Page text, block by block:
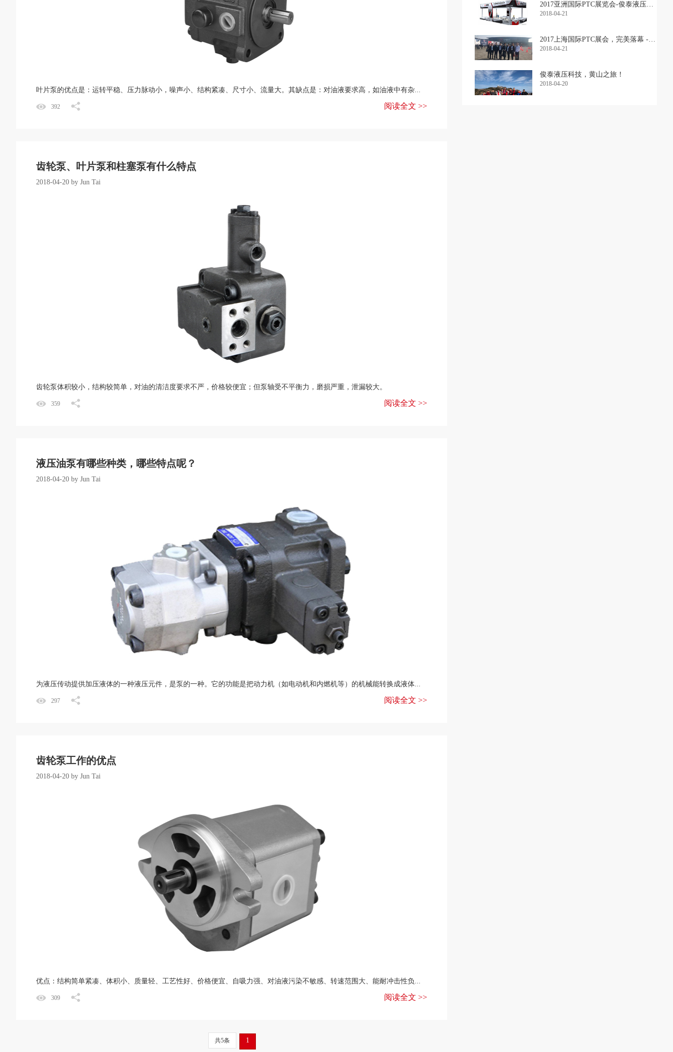
叶片泵的优点是：运转平稳、压力脉动小，噪声小、结构紧凑、尺寸小、流量大。其缺点是：对油液要求高，如油液中有杂...
392 阅读全文 >>
齿轮泵、叶片泵和柱塞泵有什么特点
2018-04-20 by Jun Tai
齿轮泵体积较小，结构较简单，对油的清洁度要求不严，价格较便宜；但泵轴受不平衡力，磨损严重，泄漏较大。
359 阅读全文 >>
液压油泵有哪些种类，哪些特点呢？
2018-04-20 by Jun Tai
为液压传动提供加压液体的一种液压元件，是泵的一种。它的功能是把动力机（如电动机和内燃机等）的机械能转换成液体...
297 阅读全文 >>
齿轮泵工作的优点
2018-04-20 by Jun Tai
优点：结构简单紧凑、体积小、质量轻、工艺性好、价格便宜、自吸力强、对油液污染不敏感、转速范围大、能耐冲击性负...
309 阅读全文 >>
共5条 1
2017亚洲国际PTC展览会-俊泰液压科技
2018-04-21
2017上海国际PTC展会，完美落幕 - 俊泰液压科技
2018-04-21
俊泰液压科技，黄山之旅！
2018-04-20